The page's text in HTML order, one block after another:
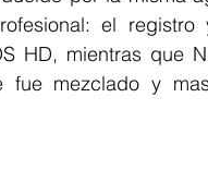
el
HD, mientras que
fue mezclado y